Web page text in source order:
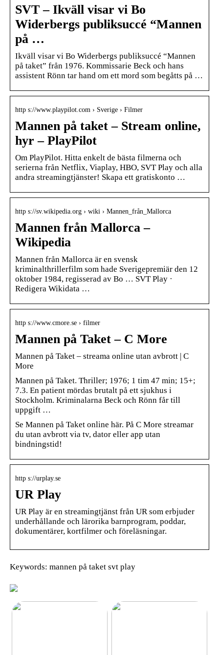
SVT – Ikväll visar vi Bo
Widerbergs publiksuccé “Mannen
på …
Ikväll visar vi Bo Widerbergs publiksuccé “Mannen
på taket” från 1976. Kommissarie Beck och hans
assistent Rönn tar hand om ett mord som begåtts på …
http s://www.playpilot.com › Sverige › Filmer
Mannen på taket – Stream online,
hyr – PlayPilot
Om PlayPilot. Hitta enkelt de bästa filmerna och
serierna från Netflix, Viaplay, HBO, SVT Play och alla
andra streamingtjänster! Skapa ett gratiskonto …
http s://sv.wikipedia.org › wiki › Mannen_från_Mallorca
Mannen från Mallorca –
Wikipedia
Mannen från Mallorca är en svensk
kriminalthrillerfilm som hade Sverigepremiär den 12
oktober 1984, regisserad av Bo … SVT Play ·
Redigera Wikidata …
http s://www.cmore.se › filmer
Mannen på Taket – C More
Mannen på Taket – streama online utan avbrott | C
More
Mannen på Taket. Thriller; 1976; 1 tim 47 min; 15+;
7.3. En patient mördas brutalt på ett sjukhus i
Stockholm. Kriminalarna Beck och Rönn får till
uppgift …
Se Mannen på Taket online här. På C More streamar
du utan avbrott via tv, dator eller app utan
bindningstid!
http s://urplay.se
UR Play
UR Play är en streamingtjänst från UR som erbjuder
underhållande och lärorika barnprogram, poddar,
dokumentärer, kortfilmer och föreläsningar.
Keywords: mannen på taket svt play